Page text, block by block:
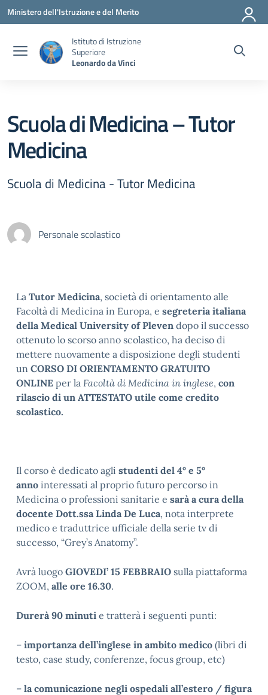
Vai ai contenuti
Vai al menu di navigazione
Vai al footer
Ministero dell'Istruzione e del Merito
Istituto di Istruzione
Superiore
Leonardo da Vinci
Scuola di Medicina – Tutor
Medicina
Scuola di Medicina - Tutor Medicina
Personale scolastico
La Tutor Medicina, società di orientamento alle
Facoltà di Medicina in Europa, e segreteria italiana
della Medical University of Pleven dopo il successo
ottenuto lo scorso anno scolastico, ha deciso di
mettere nuovamente a disposizione degli studenti
un CORSO DI ORIENTAMENTO GRATUITO
ONLINE per la Facoltà di Medicina in inglese, con
rilascio di un ATTESTATO utile come credito
scolastico.
Il corso è dedicato agli studenti del 4° e 5°
anno interessati al proprio futuro percorso in
Medicina o professioni sanitarie e sarà a cura della
docente Dott.ssa Linda De Luca, nota interprete
medico e traduttrice ufficiale della serie tv di
successo, “Grey’s Anatomy”.
Avrà luogo GIOVEDI’ 15 FEBBRAIO sulla piattaforma
ZOOM, alle ore 16.30.
Durerà 90 minuti e tratterà i seguenti punti:
– importanza dell’inglese in ambito medico (libri di
testo, case study, conferenze, focus group, etc)
– la comunicazione negli ospedali all’estero / figura